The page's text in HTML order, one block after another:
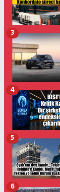
3
4
5
6